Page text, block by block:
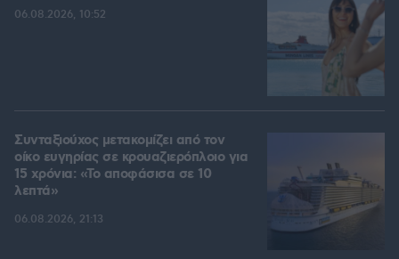
06.08.2026, 10:52
Συνταξιούχος μετακομίζει από τον
οίκο ευγηρίας σε κρουαζιερόπλοιο για
15 χρόνια: «Το αποφάσισα σε 10
λεπτά»
06.08.2026, 21:13